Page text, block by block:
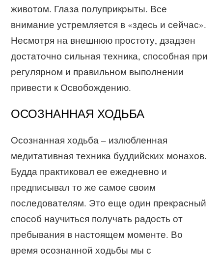
животом. Глаза полуприкрыты. Все
внимание устремляется в «здесь и сейчас».
Несмотря на внешнюю простоту, дзадзен
достаточно сильная техника, способная при
регулярном и правильном выполнении
привести к Освобождению.
ОСОЗНАННАЯ ХОДЬБА
Осознанная ходьба – излюбленная
медитативная техника буддийских монахов.
Будда практиковал ее ежедневно и
предписывал то же самое своим
последователям. Это еще один прекрасный
способ научиться получать радость от
пребывания в настоящем моменте. Во
время осознанной ходьбы мы с